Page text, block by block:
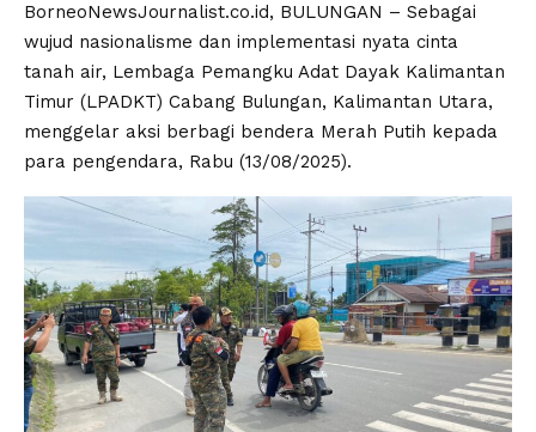
BorneoNewsJournalist.co.id, BULUNGAN – Sebagai
wujud nasionalisme dan implementasi nyata cinta
tanah air, Lembaga Pemangku Adat Dayak Kalimantan
Timur (LPADKT) Cabang Bulungan, Kalimantan Utara,
menggelar aksi berbagi bendera Merah Putih kepada
para pengendara, Rabu (13/08/2025).